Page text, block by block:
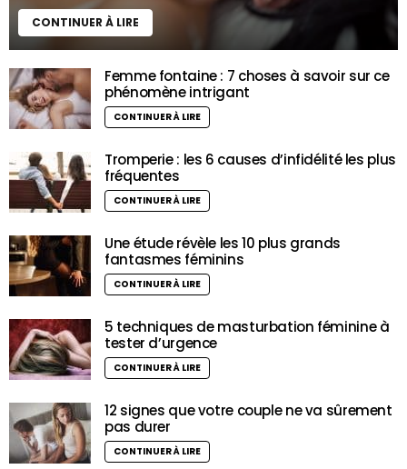
CONTINUER À LIRE
Femme fontaine : 7 choses à savoir sur ce
phénomène intrigant
CONTINUER À LIRE
Tromperie : les 6 causes d’infidélité les plus
fréquentes
CONTINUER À LIRE
Une étude révèle les 10 plus grands
fantasmes féminins
CONTINUER À LIRE
5 techniques de masturbation féminine à
tester d’urgence
CONTINUER À LIRE
12 signes que votre couple ne va sûrement
pas durer
CONTINUER À LIRE